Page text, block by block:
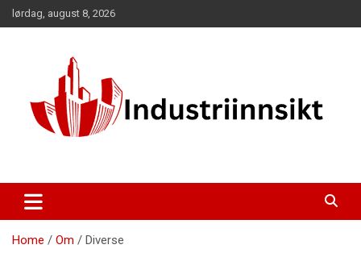
Skip
to
lørdag, august 8, 2026
Home Om Diverse